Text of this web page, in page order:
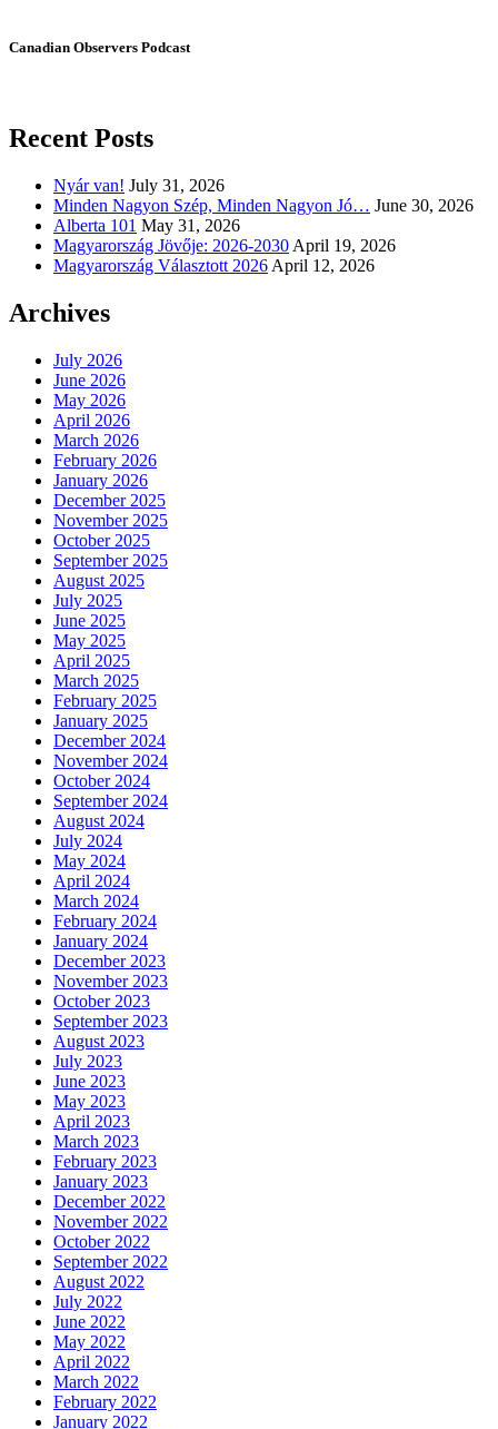
Canadian Observers Podcast
Recent Posts
Nyár van! July 31, 2026
Minden Nagyon Szép, Minden Nagyon Jó… June 30, 2026
Alberta 101 May 31, 2026
Magyarország Jövője: 2026-2030 April 19, 2026
Magyarország Választott 2026 April 12, 2026
Archives
July 2026
June 2026
May 2026
April 2026
March 2026
February 2026
January 2026
December 2025
November 2025
October 2025
September 2025
August 2025
July 2025
June 2025
May 2025
April 2025
March 2025
February 2025
January 2025
December 2024
November 2024
October 2024
September 2024
August 2024
July 2024
May 2024
April 2024
March 2024
February 2024
January 2024
December 2023
November 2023
October 2023
September 2023
August 2023
July 2023
June 2023
May 2023
April 2023
March 2023
February 2023
January 2023
December 2022
November 2022
October 2022
September 2022
August 2022
July 2022
June 2022
May 2022
April 2022
March 2022
February 2022
January 2022